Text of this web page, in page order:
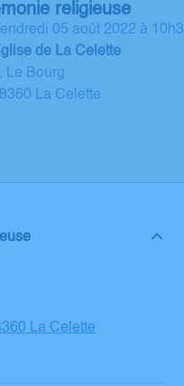
religieuse
vendredi 05 août 2022 à
de La Celette
Le Bourg
La Celette
La Celette